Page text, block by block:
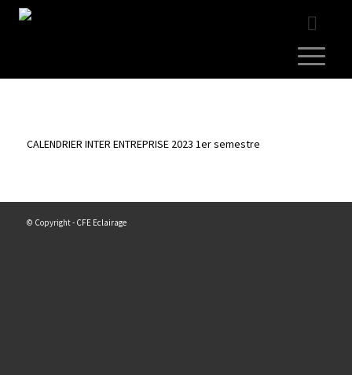
CALENDRIER INTER ENTREPRISE 2023 1er semestre
© Copyright - CFE Eclairage